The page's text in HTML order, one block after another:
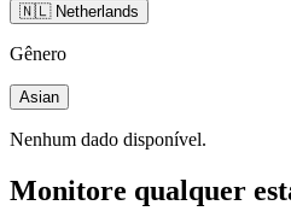
🇳🇱 Netherlands
Gênero
Asian
Nenhum dado disponível.
Monitore qualquer